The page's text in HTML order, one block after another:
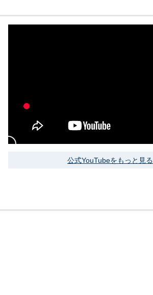
公式YouTubeをもっと見る